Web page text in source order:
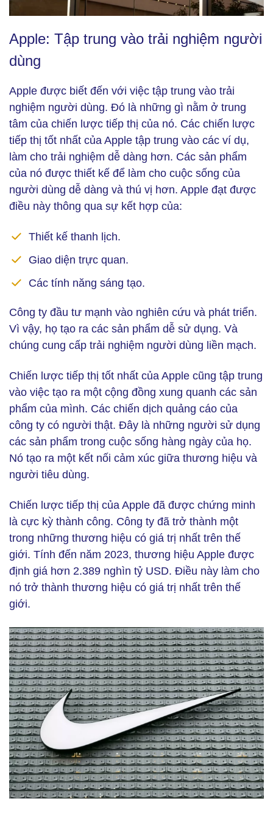
Apple: Tập trung vào trải nghiệm người
dùng
Apple được biết đến với việc tập trung vào trải
nghiệm người dùng. Đó là những gì nằm ở trung
tâm của chiến lược tiếp thị của nó. Các chiến lược
tiếp thị tốt nhất của Apple tập trung vào các ví dụ,
làm cho trải nghiệm dễ dàng hơn. Các sản phẩm
của nó được thiết kế để làm cho cuộc sống của
người dùng dễ dàng và thú vị hơn. Apple đạt được
điều này thông qua sự kết hợp của:
Thiết kế thanh lịch.
Giao diện trực quan.
Các tính năng sáng tạo.
Công ty đầu tư mạnh vào nghiên cứu và phát triển.
Vì vậy, họ tạo ra các sản phẩm dễ sử dụng. Và
chúng cung cấp trải nghiệm người dùng liền mạch.
Chiến lược tiếp thị tốt nhất của Apple cũng tập trung
vào việc tạo ra một cộng đồng xung quanh các sản
phẩm của mình. Các chiến dịch quảng cáo của
công ty có người thật. Đây là những người sử dụng
các sản phẩm trong cuộc sống hàng ngày của họ.
Nó tạo ra một kết nối cảm xúc giữa thương hiệu và
người tiêu dùng.
Chiến lược tiếp thị của Apple đã được chứng minh
là cực kỳ thành công. Công ty đã trở thành một
trong những thương hiệu có giá trị nhất trên thế
giới. Tính đến năm 2023, thương hiệu Apple được
định giá hơn 2.389 nghìn tỷ USD. Điều này làm cho
nó trở thành thương hiệu có giá trị nhất trên thế
giới.